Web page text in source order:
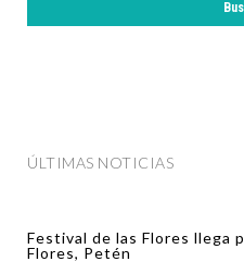
ÚLTIMAS NOTICIAS
Festival de las Flores llega
Flores, Petén